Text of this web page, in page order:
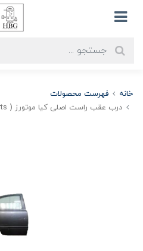
خانه
فهرست محصولات
درب عقب راست اصلی کیا موتورز ( Genuine parts ) - اپتيما